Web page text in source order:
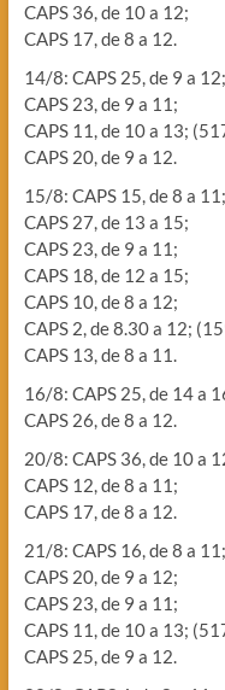
CAPS 36, de 10 a 12;
CAPS 17, de 8 a 12.
14/8: CAPS 25, de 9 a 12;
CAPS 23, de 9 a 11;
CAPS 11, de 10 a 13;
CAPS 20, de 9 a 12.
15/8: CAPS 15, de 8 a 11;
CAPS 27, de 13 a 15;
CAPS 23, de 9 a 11;
CAPS 18, de 12 a 15;
CAPS 10, de 8 a 12;
CAPS 2, de 8.30 a 12;
CAPS 13, de 8 a 11.
16/8: CAPS 25, de 14 a
CAPS 26, de 8 a 12.
20/8: CAPS 36, de 10 a
CAPS 12, de 8 a 11;
CAPS 17, de 8 a 12.
21/8: CAPS 16, de 8 a 11;
CAPS 20, de 9 a 12;
CAPS 23, de 9 a 11;
CAPS 11, de 10 a 13;
CAPS 25, de 9 a 12.